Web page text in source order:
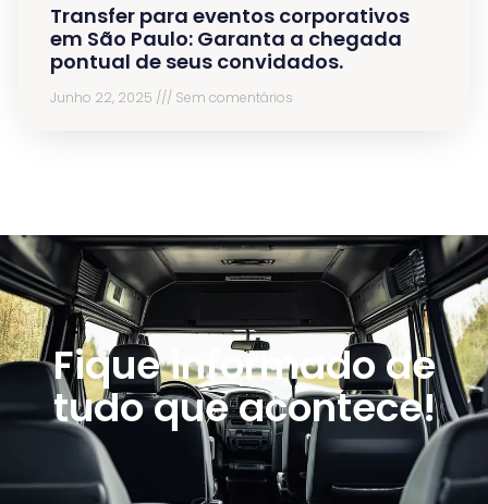
Transfer para eventos corporativos
em São Paulo: Garanta a chegada
pontual de seus convidados.
Junho 22, 2025 Sem comentários
Fique informado de
tudo que acontece!